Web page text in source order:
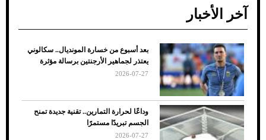
ضعف تبريد مكيف السيارة عند الوقوف.. أشهر
الأسباب والحلول
آخر الأخبار
بعد أسبوع من خسارة المونديال.. سكالوني
يعتذر لجماهير الأرجنتين برسالة مؤثرة
2026-07-27
وداعًا لحرارة التمارين.. تقنية جديدة تمنح
الجسم تبريدًا مستمرًا
2026-07-27